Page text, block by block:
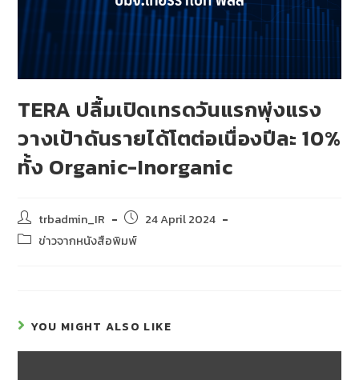
TERA ปลื้มเปิดเทรดวันแรกพุ่งแรง
วางเป้าดันรายได้โตต่อเนื่องปีละ 10%
ทั้ง Organic-Inorganic
trbadmin_IR
24 April 2024
ข่าวจากหนังสือพิมพ์
YOU MIGHT ALSO LIKE